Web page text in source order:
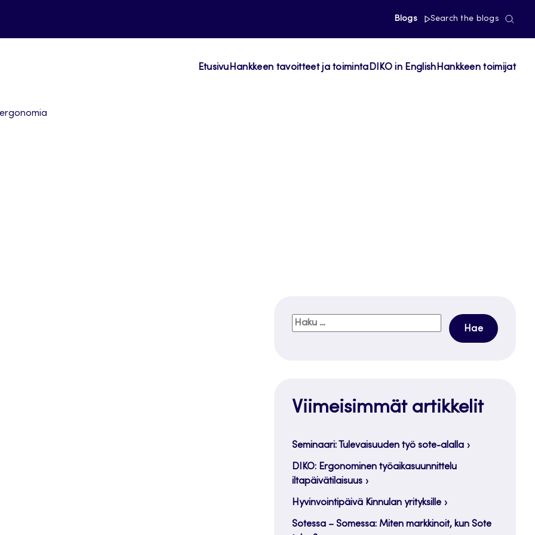
Blogs Search the blogs
Etusivu Hankkeen tavoitteet ja toiminta DIKO in English Hankkeen toimijat
ergonomia
Haku:
Viimeisimmät artikkelit
Seminaari: Tulevaisuuden työ sote-alalla
DIKO: Ergonominen työaikasuunnittelu
iltapäivätilaisuus
Hyvinvointipäivä Kinnulan yrityksille
Sotessa – Somessa: Miten markkinoit, kun Sote